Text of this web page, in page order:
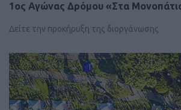
1ος Αγώνας Δρόμου «Στα
Δείτε την προκήρυξη της διοργάνωσης